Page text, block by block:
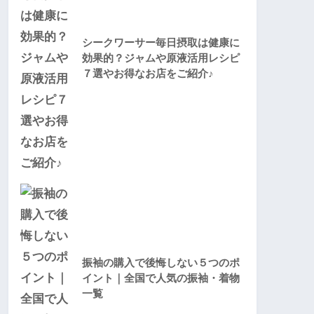
シークワーサー毎日摂取は健康に
効果的？ジャムや原液活用レシピ
７選やお得なお店をご紹介♪
振袖の購入で後悔しない５つのポ
イント｜全国で人気の振袖・着物
一覧